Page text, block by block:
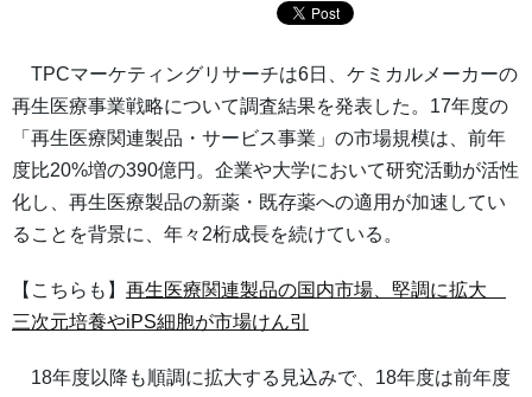
TPCマーケティングリサーチは6日、ケミカルメーカーの
再生医療事業戦略について調査結果を発表した。17年度の
「再生医療関連製品・サービス事業」の市場規模は、前年
度比20%増の390億円。企業や大学において研究活動が活性
化し、再生医療製品の新薬・既存薬への適用が加速してい
ることを背景に、年々2桁成長を続けている。
【こちらも】 再生医療関連製品の国内市場、堅調に拡大
三次元培養やiPS細胞が市場けん引
18年度以降も順調に拡大する見込みで、18年度は前年度